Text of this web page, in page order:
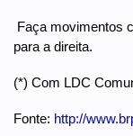
 Faça
para a direita.
(*) Com LDC
Fonte: http://